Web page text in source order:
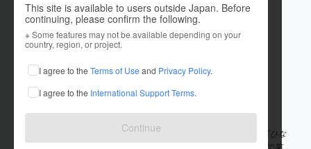
This site is available to users outside Japan. Before
continuing, please confirm the following.
※ Some features may not be available depending on your
country, region, or project.
I agree to the Terms of Use and Privacy Policy.
I agree to the International Support Terms.
Continue
hinata_official
これまでに1件のプロジェクトを投稿しています
在住国：日本 現在地：新潟県
出身国：日本 出身地：新潟県
新潟県長岡市出身・在住の従弟同士のアコースティックユニット「ひな